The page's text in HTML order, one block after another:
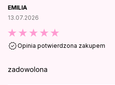
EMILIA
13.07.2026
Opinia potwierdzona zakupem
zadowolona